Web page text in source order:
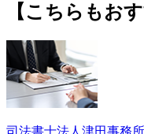
【こちらもおす
司法書士法人津田事務所